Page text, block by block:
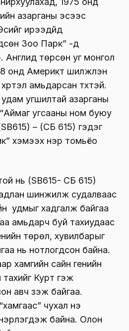
азарганы эсээс
ирээдүйд
Зоо Парк” -д
Англид төрсөн уг монгол
онд Америкт шилжүүлэн
амьдарсан түүхтэй.
удам угшилтай азарганы
угсааны ном буюу
– (СБ 615) гэдэг
хэмээх нэр томьёо
нь (SB615- СБ 615)
шинжилж судалваас
удмыг хадгалж байгаа
амьдарч буй тахиудаас
төрөл, хувилбарыг
нь нотлогдсон байна.
хамгийн сайн генийн
Курт гэж
авч үзэж байгаа.
чухал үнэ
байна. Олон